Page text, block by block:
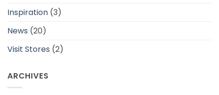
Inspiration (3)
News (20)
Visit Stores (2)
ARCHIVES